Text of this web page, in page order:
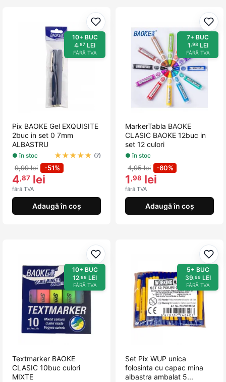
Adaugă la favorite
10+ BUC
4,87 LEI
FĂRĂ TVA
Pix BAOKE Gel EXQUISITE
2buc in set 0 7mm
ALBASTRU
● în stoc ★★★★★ (7)
9,99 lei -51%
4,87 lei
fără TVA
Adaugă în coș
7+ BUC
1,98 LEI
FĂRĂ TVA
MarkerTabla BAOKE
CLASIC BAOKE 12buc in
set 12 culori
● în stoc
4,95 lei -60%
1,98 lei
fără TVA
Adaugă în coș
Adaugă la favorite
10+ BUC
12 ,88 LEI
FĂRĂ TVA
Textmarker BAOKE
CLASIC 10buc culori
MIXTE
5+ BUC
39 ,99 LEI
FĂRĂ TVA
Set Pix WUP unica
folosinta cu capac mina
albastra ambalat 5...